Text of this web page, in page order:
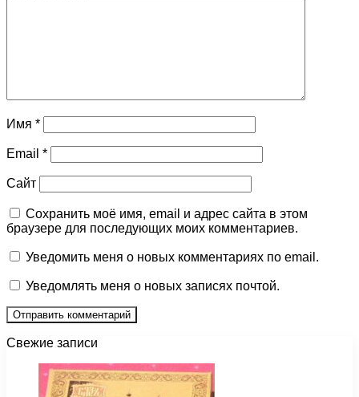
Имя *
Email *
Сайт
Сохранить моё имя, email и адрес сайта в этом
браузере для последующих моих комментариев.
Уведомить меня о новых комментариях по email.
Уведомлять меня о новых записях почтой.
Свежие записи